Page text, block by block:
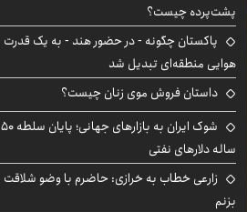
پشت‌پرده چیست؟
پاکستان چگونه - در حضور هند - به یک قدرت
هوایی منطقه‌ای تبدیل شد
داستان فروش موی زنان چیست؟
شوک ایران به بازارهای جهانی؛ پایان سلطه ۵۰
ساله دلارهای نفتی
زارعی خطاب به خرازی: حاضرم با وضو شلاقت
بزنم